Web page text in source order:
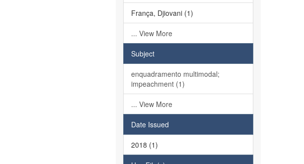
França, Djiovani (1)
... View More
Subject
enquadramento multimodal;
impeachment (1)
... View More
Date Issued
2018 (1)